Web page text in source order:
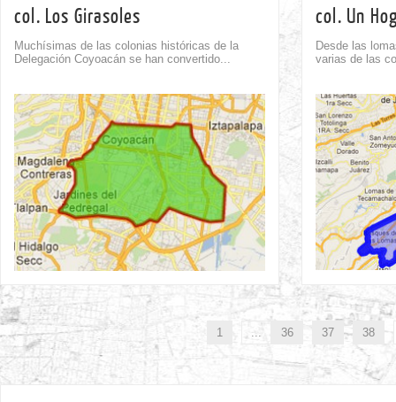
col. Los Girasoles
Muchísimas de las colonias históricas de la
Delegación Coyoacán se han convertido...
col. Un
Desde las
varias de las
0
Comment
1 ... 36 37 38